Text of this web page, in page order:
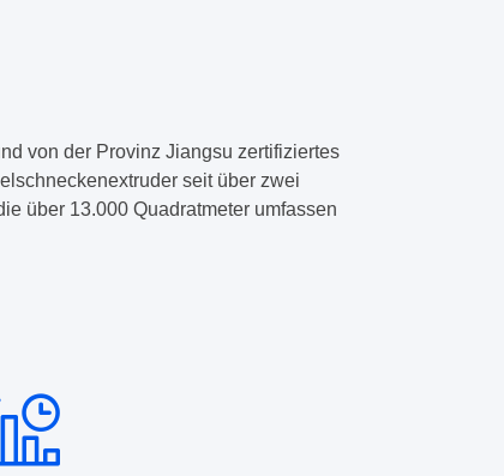
von der Provinz Jiangsu zertifiziertes
seit über zwei
über 13.000 Quadratmeter umfassen